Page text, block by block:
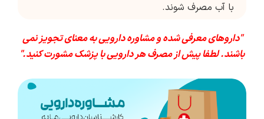
با آب مصرف شوند.
"داروهای معرفی شده و مشاوره دارویی به معنای تجویز نمی
باشند. لطفا پیش از مصرف هر دارویی با پزشک مشورت کنید."